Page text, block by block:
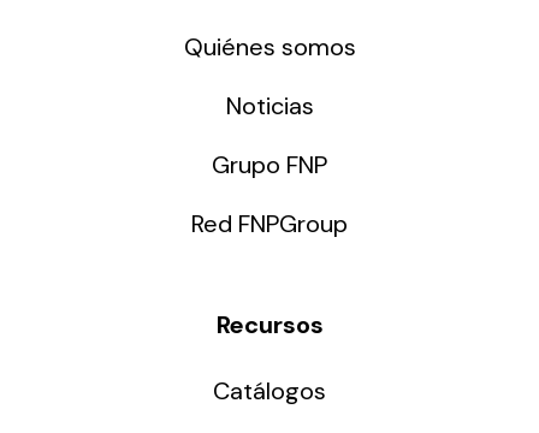
Quiénes somos
Noticias
Grupo FNP
Red FNPGroup
Recursos
Catálogos